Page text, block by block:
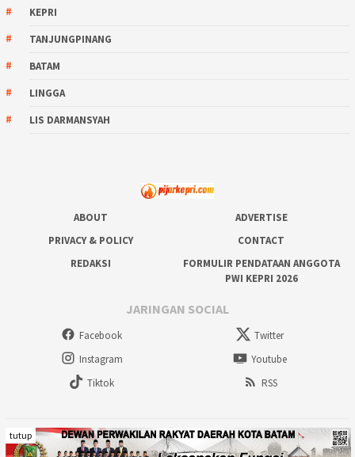
KEPRI
TANJUNGPINANG
BATAM
LINGGA
LIS DARMANSYAH
ABOUT
ADVERTISE
PRIVACY & POLICY
CONTACT
REDAKSI
FORMULIR PENDATAAN ANGGOTA
PWI KEPRI 2026
JARINGAN SOCIAL
Facebook
Twitter
Instagram
Youtube
Tiktok
RSS
Copyright @ 2023 pijarkepricom. All right reserved
tutup